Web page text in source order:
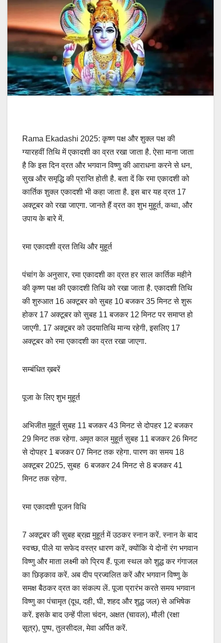
Rama Ekadashi 2025: कृष्ण पक्ष और शुक्ल पक्ष की
ग्यारहवीं तिथि में एकादशी का व्रत रखा जाता है. ऐसा माना जाता
है कि इस दिन व्रत और भगवान विष्णु की आराधना करने से धन,
सुख और समृद्धि की प्राप्ति होती है. बता दें कि रमा एकादशी को
कार्तिक शुक्ल एकादशी भी कहा जाता है. इस बार यह व्रत 17
अक्टूबर को रखा जाएगा. जानते हैं व्रत का शुभ मुहूर्त, कथा, और
उपाय के बारे में.
रमा एकादशी व्रत तिथि और मुहूर्त
पंचांग के अनुसार, रमा एकादशी का व्रत हर साल कार्तिक महीने
की कृष्ण पक्ष की एकादशी तिथि को रखा जाता है. एकादशी तिथि
की शुरुआत 16 अक्टूबर को सुबह 10 बजकर 35 मिनट से शुरू
होकर 17 अक्टूबर को सुबह 11 बजकर 12 मिनट पर समाप्त हो
जाएगी. 17 अक्टूबर को उदयातिथि मान्य रहेगी, इसलिए 17
अक्टूबर को रमा एकादशी का व्रत रखा जाएगा.
सम्बंधित ख़बरें
पूजा के लिए शुभ मुहूर्त
अभिजीत मुहूर्त सुबह 11 बजकर 43 मिनट से दोपहर 12 बजकर
29 मिनट तक रहेगा. अमृत काल मुहूर्त सुबह 11 बजकर 26 मिनट
से दोपहर 1 बजकर 07 मिनट तक रहेगा. पारण का समय 18
अक्टूबर 2025, सुबह 6 बजकर 24 मिनट से 8 बजकर 41
मिनट तक रहेगा.
रमा एकादशी पूजन विधि
7 अक्टूबर की सुबह ब्रह्म मुहूर्त में उठकर स्नान करें. स्नान के बाद
स्वच्छ, पीले या सफेद वस्त्र धारण करें, क्योंकि ये दोनों रंग भगवान
विष्णु और माता लक्ष्मी को प्रिय हैं. पूजा स्थल को शुद्ध कर गंगाजल
का छिड़काव करें. अब दीप प्रज्वलित करें और भगवान विष्णु के
समक्ष बैठकर व्रत का संकल्प लें. पूजा प्रारंभ करते समय भगवान
विष्णु का पंचामृत (दूध, दही, घी, शहद और शुद्ध जल) से अभिषेक
करें. इसके बाद उन्हें पीला चंदन, अक्षत (चावल), मौली (रक्षा
सूत्र), पुष्प, तुलसीदल, मेवा अर्पित करें.